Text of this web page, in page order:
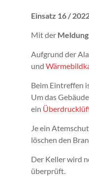
Einsatz 16 /
Mit der
Aufgrund der
und
Beim Eintreffen
Um das
ein
Je ein
löschen den
Der Keller wird
überprüft.